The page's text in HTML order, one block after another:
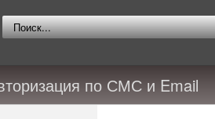
по СМС и Email